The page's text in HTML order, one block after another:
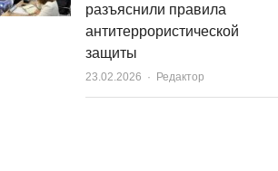
разъяснили правила
антитеррористической
защиты
23.02.2026 Author
Редактор